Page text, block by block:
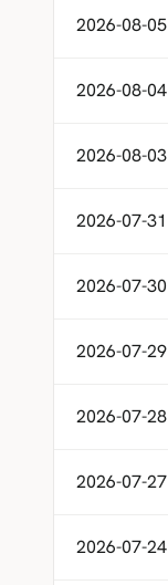
2026-08-05
2026-08-04
2026-08-03
2026-07-31
2026-07-30
2026-07-29
2026-07-28
2026-07-27
2026-07-24